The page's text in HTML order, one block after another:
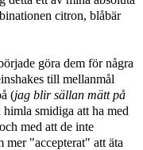
citron, blåbär
göra dem för några
till mellanmål
(jag blir sällan mätt på
smidiga att ha med
med att de inte
mer "accepterat" att äta